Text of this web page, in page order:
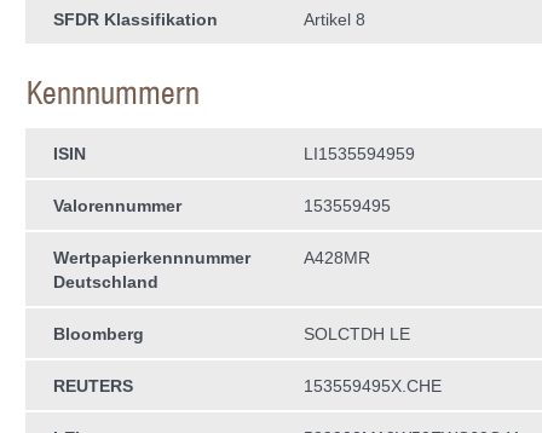
SFDR Klassifikation Artikel 8
Kennnummern
ISIN LI1535594959
Valorennummer 153559495
Wertpapierkenn­nummer
Deutschland
A428MR
Bloomberg SOLCTDH LE
REUTERS 153559495X.CHE